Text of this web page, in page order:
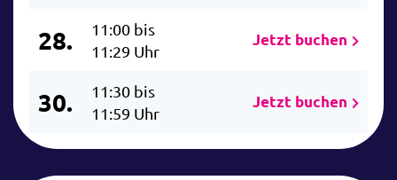
28.
11:00 bis
11:29 Uhr
Jetzt buchen
30.
11:30 bis
11:59 Uhr
Jetzt buchen